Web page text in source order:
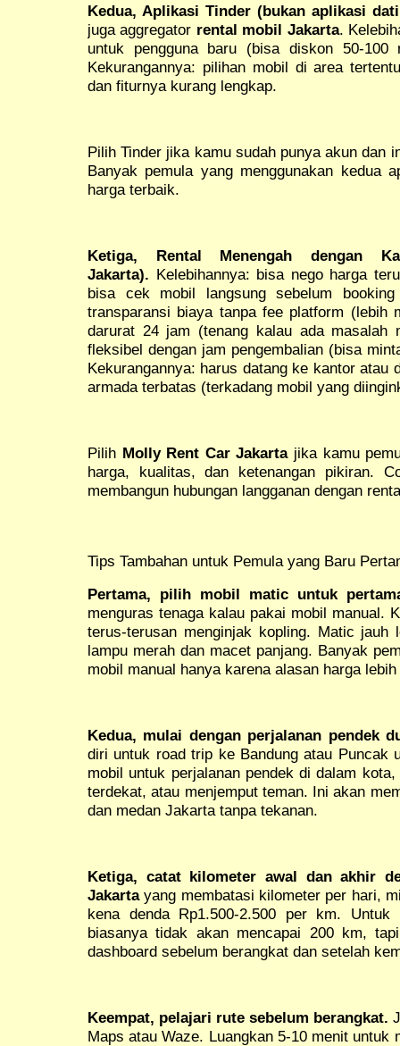
Kedua, Aplikasi Tinder (bukan aplikasi
juga aggregator rental mobil Jakarta.
untuk pengguna baru (bisa diskon 50-100
Kekurangannya: pilihan mobil di area
dan fiturnya kurang lengkap.
Pilih Tinder jika kamu sudah punya akun dan
Banyak pemula yang menggunakan kedua
harga terbaik.
Ketiga, Rental Menengah dengan
Jakarta). Kelebihannya: bisa nego harga
bisa cek mobil langsung sebelum
transparansi biaya tanpa fee platform (lebih
darurat 24 jam (tenang kalau ada masalah
fleksibel dengan jam pengembalian (bisa
Kekurangannya: harus datang ke kantor atau
armada terbatas (terkadang mobil yang
Pilih Molly Rent Car Jakartajika kamu
harga, kualitas, dan ketenangan pikiran.
membangun hubungan langganan dengan
Tips Tambahan untuk Pemula yang Baru
Pertama, pilih mobil matic untuk
menguras tenaga kalau pakai mobil manual.
terus-terusan menginjak kopling. Matic
lampu merah dan macet panjang. Banyak
mobil manual hanya karena alasan harga
Kedua, mulai dengan perjalanan pendek
diri untuk road trip ke Bandung atau Puncak
mobil untuk perjalanan pendek di dalam
terdekat, atau menjemput teman. Ini akan
dan medan Jakarta tanpa tekanan.
Ketiga, catat kilometer awal dan akhir
Jakartayang membatasi kilometer per hari,
kena denda Rp1.500-2.500 per km.
biasanya tidak akan mencapai 200 km,
dashboard sebelum berangkat dan setelah
Keempat, pelajari rute sebelum berangkat.
Maps atau Waze. Luangkan 5-10 menit untuk